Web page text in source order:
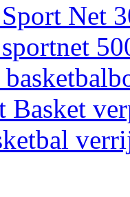
Net